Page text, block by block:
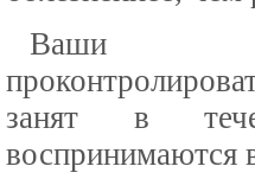
Ваши
занят в
воспринимаются